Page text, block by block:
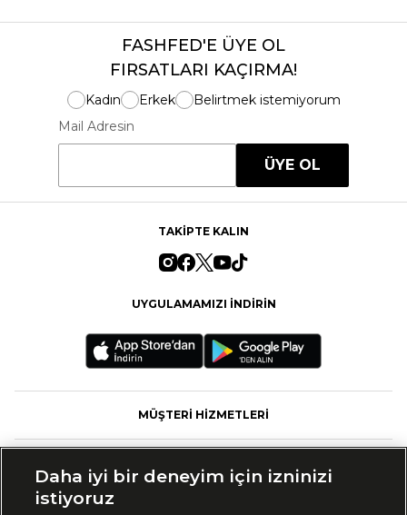
FASHFED'E ÜYE OL
FIRSATLARI KAÇIRMA!
Kadın Erkek
Belirtmek istemiyorum
Mail Adresin
ÜYE OL
TAKİPTE KALIN
UYGULAMAMIZI İNDİRİN
MÜŞTERİ HİZMETLERİ
Daha iyi bir deneyim için izninizi
istiyoruz